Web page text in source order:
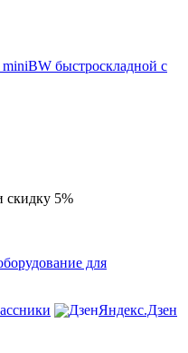
быстроскладной с
скидку 5%
для
Яндекс.Дзен